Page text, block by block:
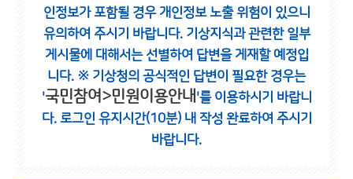
인정보가 포함될 경우 개인정보 노출 위험이 있으니
유의하여 주시기 바랍니다. 기상지식과 관련한 일부
게시물에 대해서는 선별하여 답변을 게재할 예정입
니다. ※ 기상청의 공식적인 답변이 필요한 경우는
'국민참여>민원이용안내 '를 이용하시기 바랍니
다. 로그인 유지시간(10분) 내 작성 완료하여 주시기
바랍니다.